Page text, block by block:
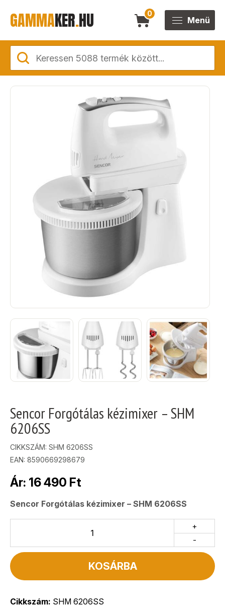
GAMMAKER.HU 0
Menü
Sencor Forgótálas kézimixer – SHM
6206SS
CIKKSZÁM: SHM 6206SS
EAN: 8590669298679
Ár: 16 490 Ft
Sencor Forgótálas kézimixer – SHM 6206SS
-
+
KOSÁRBA
Cikkszám: SHM 6206SS